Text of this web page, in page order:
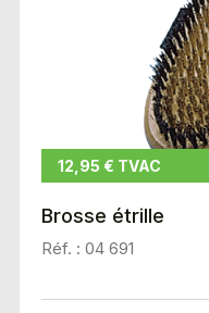
12,95 € TVAC
Brosse étrille
Réf. : 04 691